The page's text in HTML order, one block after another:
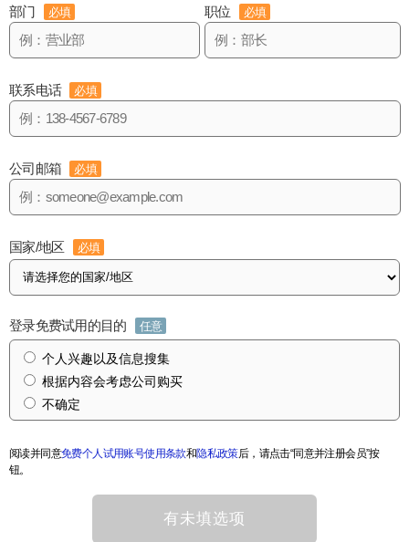
部门 必填 职位 必填
联系电话 必填
公司邮箱 必填
国家/地区 必填
登录免费试用的目的 任意
个人兴趣以及信息搜集
根据内容会考虑公司购买
不确定
阅读并同意免费个人试用账号使用条款和隐私政策后，请点击“同意并注册会员”按
钮。